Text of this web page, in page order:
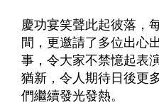
慶功宴笑聲此起彼落，
間，更邀請了多位出心
事，令大家不禁憶起表
猶新，令人期待日後更
們繼續發光發熱。